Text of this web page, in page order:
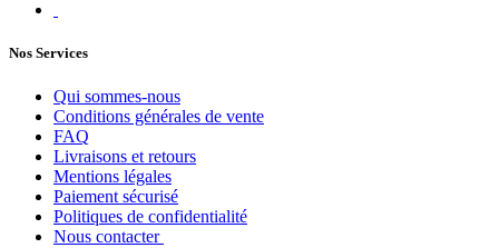
Nos Services
Qui sommes-nous
Conditions générales de vente
FAQ
Livraisons et retours
Mentions légales
Paiement sécurisé
Politiques de confidentialité
Nous contacter